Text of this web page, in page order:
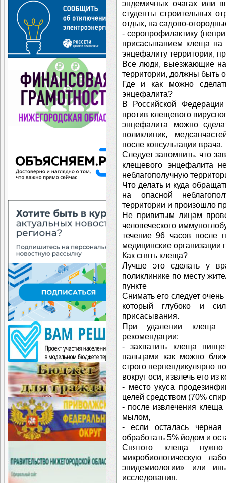
эндемичных очагах или
студенты строительных
отдых, на садово-
- серопрофилактику
присасыванием клеща
энцефалиту территории,
Все люди, выезжающие на
территории, должны быть
Где и как можно
энцефалита?
В Российской Федерации
против клещевого
энцефалита можно
поликлиник,
после консультации врача.
Следует запомнить, что
клещевого энцефалита
неблагополучную
Что делать и куда
на опасной
территории и произошло
Не привитым лицам
человеческого
течение 96 часов после
медицинские организации
Как снять клеща?
Лучше это сделать у
поликлинике по месту
пункте
Снимать его следует
который глубоко и
присасывания.
При удалении клеща
рекомендации:
- захватить клеща
пальцами как можно
строго перпендикулярно
вокруг оси, извлечь его из
- место укуса
целей средством (70%
- после извлечения
мылом,
- если осталась черная
обработать 5% йодом и
Снятого клеща
микробиологическую
эпидемиологии» или
исследования.